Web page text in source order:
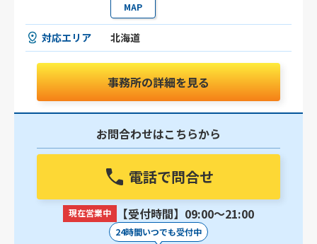
MAP
対応エリア 北海道
事務所の詳細を見る
お問合わせはこちらから
電話で問合せ
現在営業中 【受付時間】09:00〜21:00
24時間いつでも受付中